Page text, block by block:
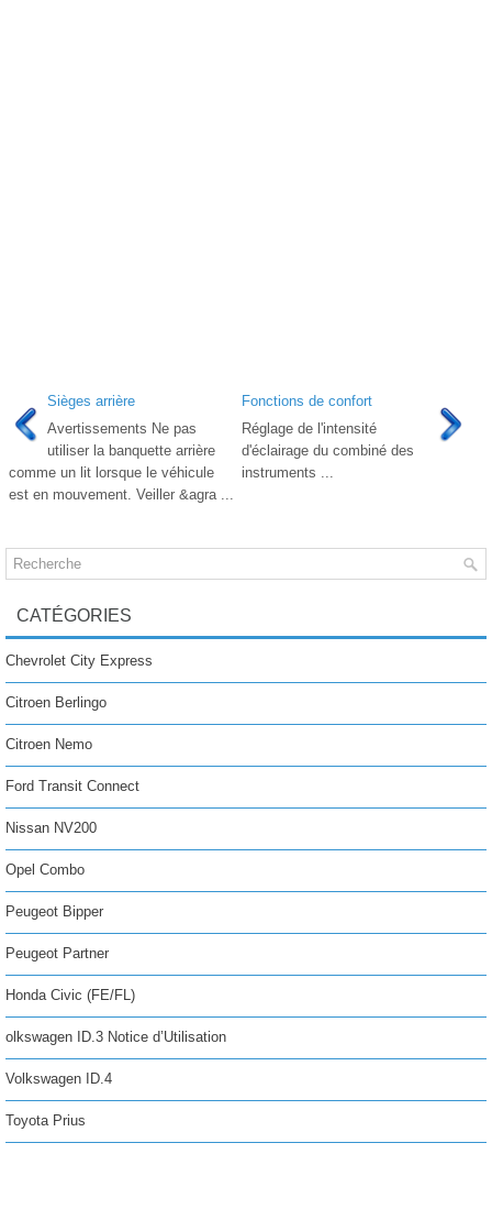
Sièges arrière
Avertissements Ne pas
utiliser la banquette arrière
comme un lit lorsque le véhicule
est en mouvement. Veiller &agra ...
Fonctions de confort
Réglage de l'intensité
d'éclairage du combiné des
instruments ...
CATÉGORIES
Chevrolet City Express
Citroen Berlingo
Citroen Nemo
Ford Transit Connect
Nissan NV200
Opel Combo
Peugeot Bipper
Peugeot Partner
Honda Civic (FE/FL)
olkswagen ID.3 Notice d’Utilisation
Volkswagen ID.4
Toyota Prius